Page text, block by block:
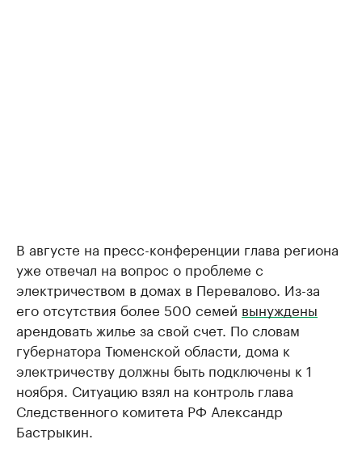
В августе на пресс-конференции глава региона
уже отвечал на вопрос о проблеме с
электричеством в домах в Перевалово. Из-за
его отсутствия более 500 семей вынуждены
арендовать жилье за свой счет. По словам
губернатора Тюменской области, дома к
электричеству должны быть подключены к 1
ноября. Ситуацию взял на контроль глава
Следственного комитета РФ Александр
Бастрыкин.